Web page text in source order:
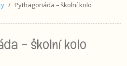
Pythagoriáda – školní kolo
– školní kolo